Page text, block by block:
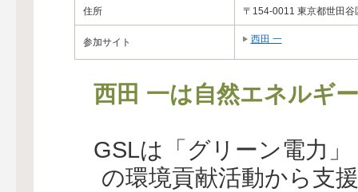
住所 〒154-0011 東京都世田谷
参加サイト 西田 一
西田 一は自然エネルギ
GSLは「グリーン電力
の環境貢献活動から支